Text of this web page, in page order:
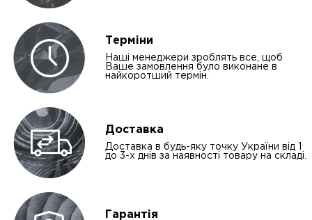
Терміни
Наші менеджери зроблять все, щоб
Ваше замовлення було виконане в
найкоротший термін.
Доставка
Доставка в будь-яку точку України від 1
до 3-х днів за наявності товару на складі.
Гарантія